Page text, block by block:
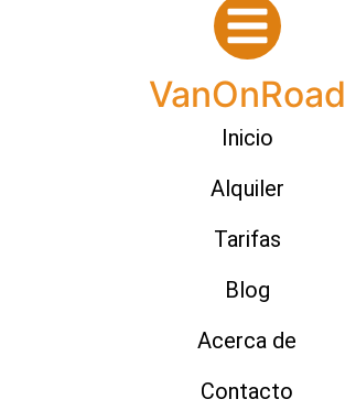
VanOnRoad
Inicio
Alquiler
Tarifas
Blog
Acerca de
Contacto